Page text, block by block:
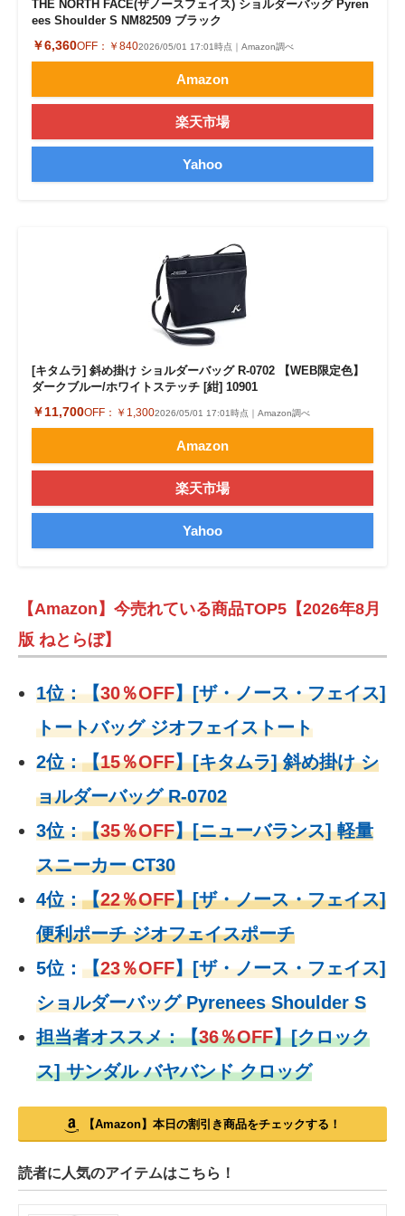
THE NORTH FACE(ザノースフェイス) ショルダーバッグ Pyren
ees Shoulder S NM82509 ブラック
￥6,360OFF： ￥8402026/05/01 17:01時点｜Amazon調べ
Amazon
楽天市場
Yahoo
[キタムラ] 斜め掛け ショルダーバッグ R-0702 【WEB限定色】
ダークブルー/ホワイトステッチ [紺] 10901
￥11,700OFF： ￥1,3002026/05/01 17:01時点｜Amazon調べ
Amazon
楽天市場
Yahoo
【Amazon】今売れている商品TOP5【2026年8月
版 ねとらぼ】
1位：【30％OFF】[ザ・ノース・フェイス]
トートバッグ ジオフェイストート
2位：【15％OFF】[キタムラ] 斜め掛け シ
ョルダーバッグ R-0702
3位：【35％OFF】[ニューバランス] 軽量
スニーカー CT30
4位：【22％OFF】[ザ・ノース・フェイス]
便利ポーチ ジオフェイスポーチ
5位： 【23％OFF】[ザ・ノース・フェイス]
ショルダーバッグ Pyrenees Shoulder S
担当者オススメ：【36％OFF】[クロック
ス] サンダル バヤバンド クロッグ
【Amazon】本日の割引き商品をチェックする！
読者に人気のアイテムはこちら！